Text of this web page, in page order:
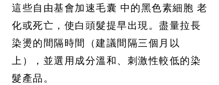
這些自由基會加速毛囊 中的黑色素細胞 老
化或死亡，使白頭髮提早出現。盡量拉長
染燙的間隔時間（建議間隔三個月以
上），並選用成分溫和、刺激性較低的染
髮產品。